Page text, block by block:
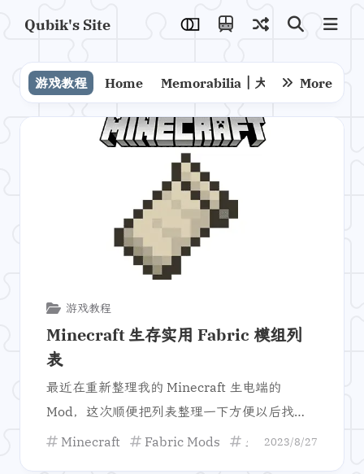
Qubik's Site
游戏教程 Home Memorabilia｜大事记 折腾
More
游戏教程
Minecraft 生存实用 Fabric 模组列
表
最近在重新整理我的 Minecraft 生电端的
Mod，这次顺便把列表整理一下方便以后找
Mod，也希望能给大家带来一些帮助。
Minecraft Fabric Mods 生存 生电
2023/8/27